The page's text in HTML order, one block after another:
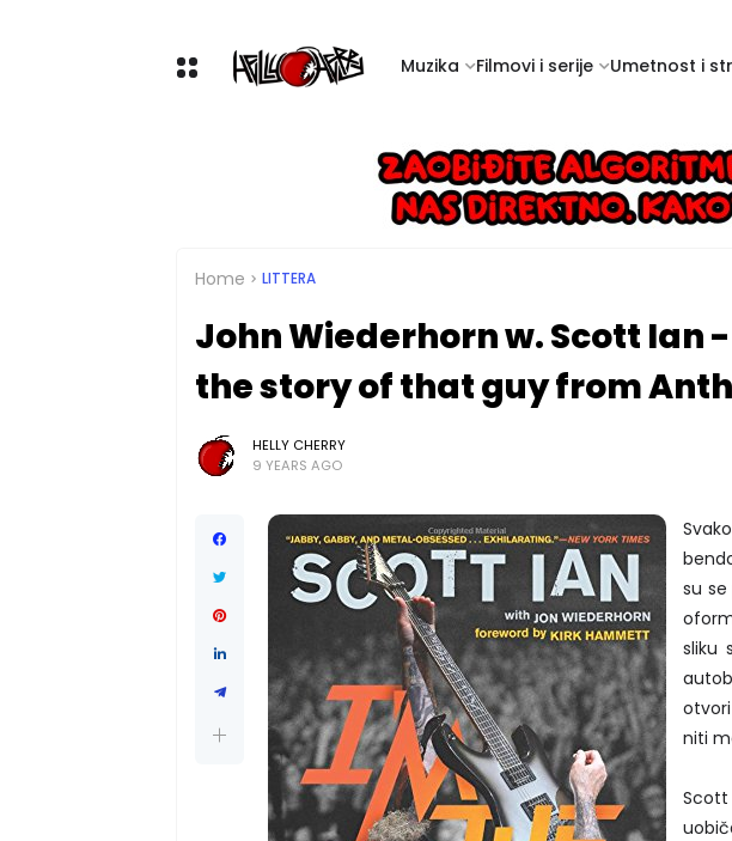
Muzika Filmovi i serije Umetnost i
Home LITTERA
John Wiederhorn w. Scott Ian
the story of that guy from
HELLY CHERRY
9 YEARS AGO
su se
sliku
niti